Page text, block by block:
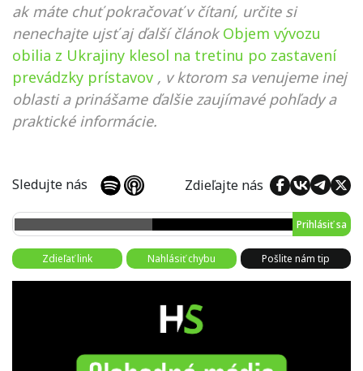
ak máte chuť pokračovať v čítaní, určite si
nenechajte ujsť aj ďalší článok Objem vývozu
obilia z Ukrajiny klesol na tretinu po zastavení
prevádzky prístavov , v ktorom sa venujeme inej
oblasti a prinášame ďalšie zaujímavé pohľady a
praktické informácie.
Sledujte nás Zdieľajte nás
Prihlásiť sa
Zdieľať link Nahlásiť chybu Pošlite nám tip